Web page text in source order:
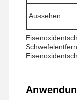
Referenzen
Eisen-Oxid
Aussehen